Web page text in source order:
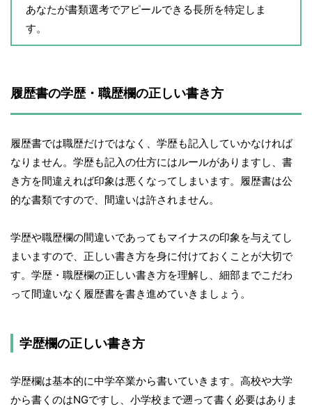
あなたが書類選考でアピールできる長所を特定しま
す。
履歴書の学歴・職歴欄の正しい書き方
履歴書では職歴だけではなく、学歴も記入していかなければ
なりません。学歴も記入の仕方にはルールがありますし、書
き方を間違えれば印象は悪くなってしまいます。履歴書は公
的な書類ですので、間違いは許されません。
学歴や職歴欄の間違いであってもマイナスの印象を与えてし
まいますので、正しい書き方を身に付けておくことが大切で
す。学歴・職歴欄の正しい書き方を理解し、細部までこだわ
って間違いなく履歴書を書き進めていきましょう。
学歴欄の正しい書き方
学歴欄は基本的に中学卒業から書いていきます。高校や大学
から書くのはNGですし、小学校まで遡って書く必要はありま